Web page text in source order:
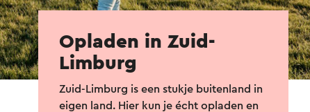
Opladen in Zuid-
Limburg
Zuid-Limburg is een stukje buitenland in
eigen land. Hier kun je écht opladen en